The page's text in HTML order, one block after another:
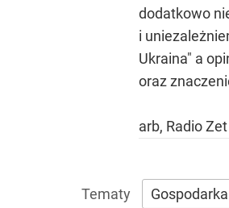
dodatkowo
i
Ukraina" a
oraz
arb, Radio Zet
Gospodarka